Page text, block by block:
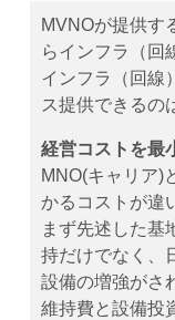
MVNOが提供す
らインフラ（回
インフラ（回線
ス提供できるの
経営コストを最
MNO(キャリア)
かるコストが違
まず先述した基
持だけでなく、
設備の増強がさ
維持費と設備投